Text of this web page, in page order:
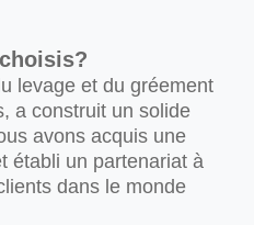
levage et du gréement
a construit un solide
avons acquis une
établi un partenariat à
dans le monde